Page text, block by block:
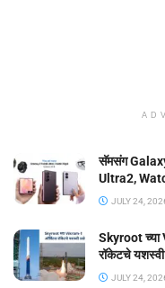
सॅमसंग
Ultra2,
JULY 24,
Skyroot च्या
रॉकेटचे यशस्वी
JULY 24,